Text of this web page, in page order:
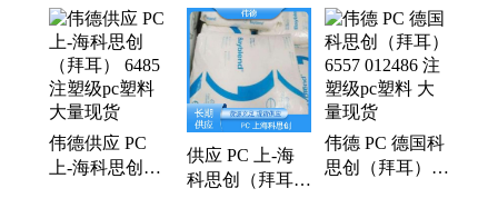
创PC、PA6塑料
伟德供应 PC
上-海科思创
供应 PC 上-海
科思创（拜耳）
伟德 PC 德国科
思创（拜耳）